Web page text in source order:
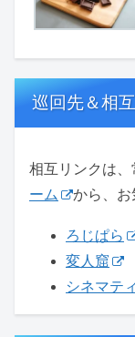
巡回先＆相
相互リンクは、
ーム
から、お
ろじぱら
変人窟
シネマテ